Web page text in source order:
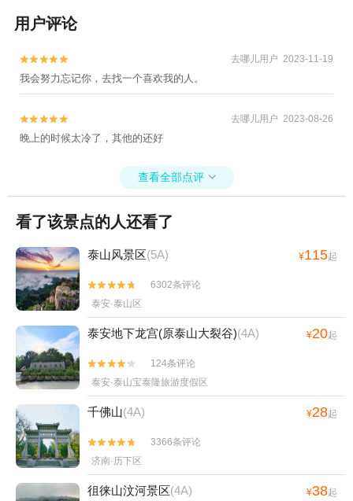
用户评论

 去哪儿用户 2023-11-19
我会努力忘记你，去找一个喜欢我的人。

 去哪儿用户 2023-08-26
晚上的时候太冷了，其他的还好
查看全部点评 
看了该景点的人还看了
泰山风景区(5A) ¥115起


6302条评论
泰安·泰山区
泰安地下龙宫(原泰山大裂谷)(4A) ¥20起


124条评论
泰安·泰山宝泰隆旅游度假区
千佛山(4A) ¥28起


3366条评论
济南·历下区
徂徕山汶河景区(4A) ¥38起